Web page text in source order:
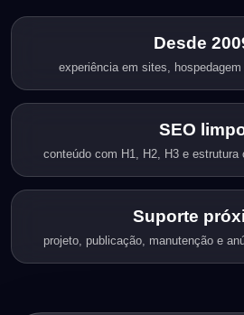
Desde
experiência em sites, hospedagem
SEO
conteúdo com H1, H2, H3 e estrutura
Suporte
projeto, publicação, manutenção e